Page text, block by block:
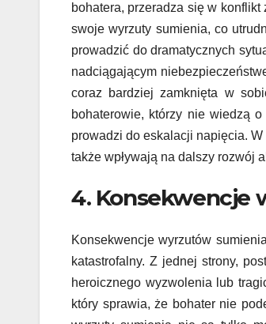
bohatera, przeradza się w
swoje wyrzuty sumienia, co
prowadzić do dramatycznych
nadciągającym
coraz bardziej zamknięta w
bohaterowie, którzy nie wiedzą
prowadzi do eskalacji napięcia.
także wpływają na dalszy rozwój
4. Konsekwencje
Konsekwencje wyrzutów
katastrofalny. Z jednej strony,
heroicznego wyzwolenia lub
który sprawia, że bohater nie